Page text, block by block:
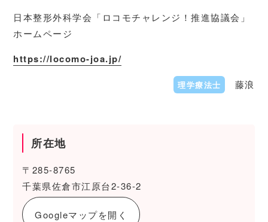
日本整形外科学会「ロコモチャレンジ！推進協議会」
ホームページ
https://locomo-joa.jp/
理学療法士 藤浪
所在地
〒285-8765
千葉県佐倉市江原台2-36-2
Googleマップを開く